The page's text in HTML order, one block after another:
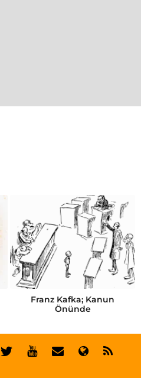
Franz Kafka; Kanun
Önünde